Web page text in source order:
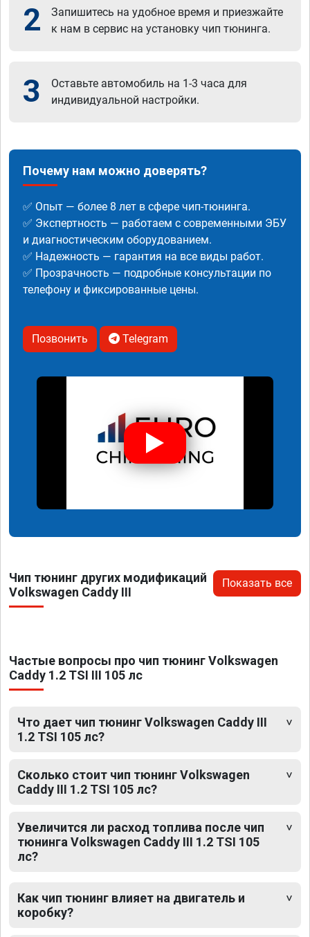
2
Запишитесь на удобное время и приезжайте
к нам в сервис на установку чип тюнинга.
3
Оставьте автомобиль на 1-3 часа для
индивидуальной настройки.
Почему нам можно доверять?
✅ Опыт — более 8 лет в сфере чип-тюнинга.
✅ Экспертность — работаем с современными ЭБУ
и диагностическим оборудованием.
✅ Надежность — гарантия на все виды работ.
✅ Прозрачность — подробные консультации по
телефону и фиксированные цены.
Позвонить Telegram
Чип тюнинг других модификаций
Volkswagen Caddy III
Показать все
Частые вопросы про чип тюнинг Volkswagen
Caddy 1.2 TSI III 105 лс
Что дает чип тюнинг Volkswagen Caddy III
1.2 TSI 105 лс?
Сколько стоит чип тюнинг Volkswagen
Caddy III 1.2 TSI 105 лс?
Увеличится ли расход топлива после чип
тюнинга Volkswagen Caddy III 1.2 TSI 105
лс?
Как чип тюнинг влияет на двигатель и
коробку?